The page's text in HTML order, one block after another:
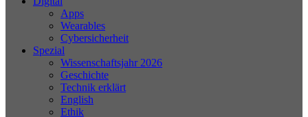
Apps
Wearables
Cybersicherheit
Spezial
Wissenschaftsjahr 2026
Geschichte
Technik erklärt
English
Ethik